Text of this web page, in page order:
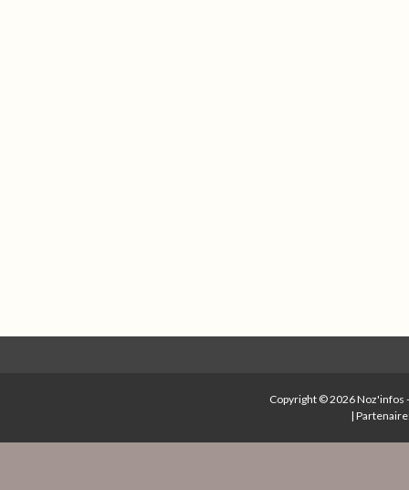
Copyright © 2026Noz'infos
|